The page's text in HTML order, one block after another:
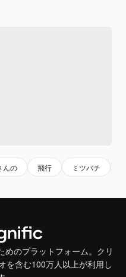
んの 飛行 ミツバチ
のプラットフォーム。クリ
を含む100万人以上が利用し